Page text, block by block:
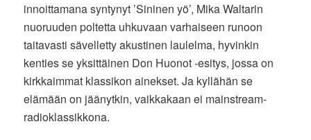
innoittamana syntynyt ’Sininen yö’, Mika Waltarin
nuoruuden poltetta uhkuvaan varhaiseen runoon
taitavasti sävelletty akustinen laulelma, hyvinkin
kenties se yksittäinen Don Huonot -esitys, jossa on
kirkkaimmat klassikon ainekset. Ja kyllähän se
elämään on jäänytkin, vaikkakaan ei mainstream-
radioklassikkona.